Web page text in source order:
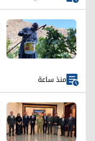
منذ ساعة